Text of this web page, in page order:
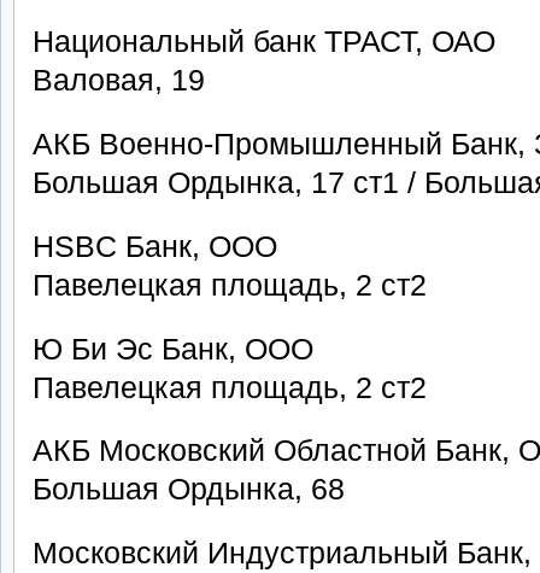
Национальный банк ТРАСТ, ОАО
Валовая, 19
АКБ Военно-Промышленный Банк,
Большая Ордынка, 17 ст1 /
HSBC Банк, ООО
Павелецкая площадь, 2 ст2
Ю Би Эс Банк, ООО
Павелецкая площадь, 2 ст2
АКБ Московский Областной Банк,
Большая Ордынка, 68
Московский Индустриальный